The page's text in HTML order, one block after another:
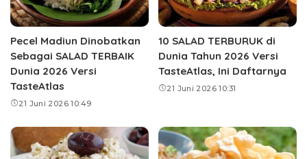
Pecel Madiun Dinobatkan
Sebagai SALAD TERBAIK
Dunia 2026 Versi
TasteAtlas
21 Juni 2026 10:49
10 SALAD TERBURUK di
Dunia Tahun 2026 Versi
TasteAtlas, Ini Daftarnya
21 Juni 2026 10:31